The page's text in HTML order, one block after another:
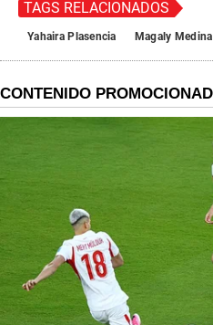
TAGS RELACIONADOS
Yahaira Plasencia Magaly Medina